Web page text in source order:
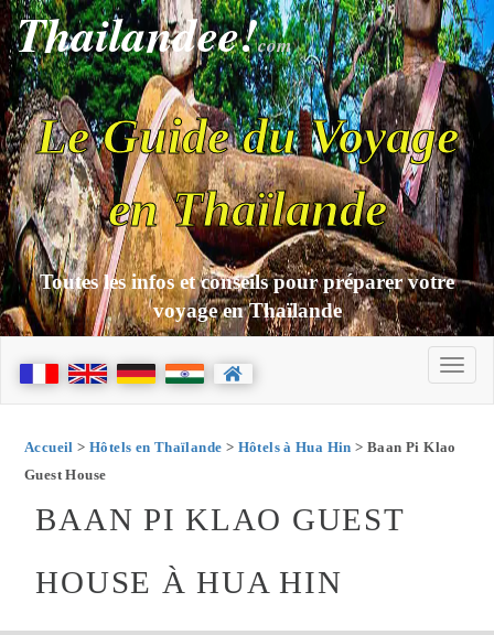
Thailandee!com
Le Guide du Voyage
en Thaïlande
Toutes les infos et conseils pour préparer votre
voyage en Thaïlande
Accueil > Hôtels en Thaïlande > Hôtels à Hua Hin > Baan Pi Klao
Guest House
BAAN PI KLAO GUEST
HOUSE À HUA HIN